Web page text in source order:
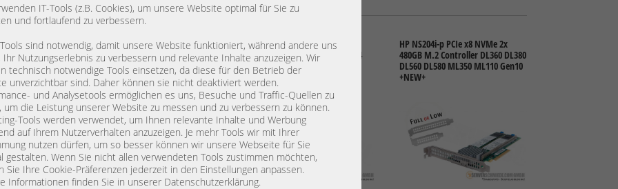
IT-Tools (z.B. Cookies), um unsere Website optimal für Sie zu
und fortlaufend zu verbessern.
sind notwendig, damit unsere Website funktioniert, während andere uns
Ihr Nutzungserlebnis zu verbessern und relevante Inhalte anzuzeigen. Wir
technisch notwendige Tools einsetzen, da diese für den Betrieb der
unverzichtbar sind. Daher können sie nicht deaktiviert werden.
und Analysetools ermöglichen es uns, Besuche und Traffic-Quellen zu
um die Leistung unserer Website zu messen und zu verbessern zu können.
Tools werden verwendet, um Ihnen relevante Inhalte und Werbung
auf Ihrem Nutzerverhalten anzuzeigen. Je mehr Tools wir mit Ihrer
nutzen dürfen, um so besser können wir unsere Webseite für Sie
gestalten. Wenn Sie nicht allen verwendeten Tools zustimmen möchten,
Sie Ihre Cookie-Präferenzen jederzeit in den Einstellungen anpassen.
Informationen finden Sie in unserer Datenschutzerklärung.
8i 9210-8i 8-port
RAID SATA
0GKPW4 H3-
Dell 8GB PERC H740p 12G SAS
Storage Controller PCIe x 8 2x SFF-
8643 01M71J 03JH35 Raid 0, 1, 10,
5, 50, 6, 60, HBA IT-Mode
Intel i350-T2 2x 1GbE Dual Port
Network LAN Ethernet PCIe x4
Controller
HP NS204i-p PCIe x8 NVMe 2x
480GB M.2 Controller DL360 DL380
DL560 DL580 ML350 ML110 Gen10
+NEW+